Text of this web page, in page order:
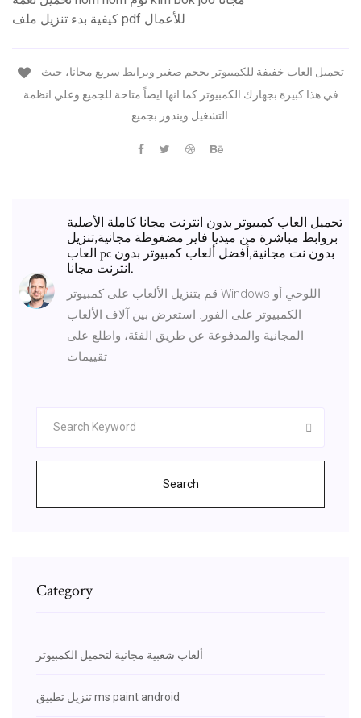
كيفية بدء تنزيل ملف pdf للأعمال
في هذا كبيرة بجهازك الكمبيوتر كما انها ايضاً متاحة للجميع وعلي انظمة
تحميل العاب كمبيوتر بدون انترنت مجانا كاملة الأصلية
بروابط مباشرة من ميديا فاير مضغوظة مجانية,تنزيل
العاب pc بدون نت مجانية,أفضل ألعاب كمبيوتر بدون
انترنت مجانا.
قم بتنزيل الألعاب على كمبيوتر Windows اللوحي أو
الكمبيوتر على الفور. استعرض بين آلاف الألعاب
المجانية والمدفوعة عن طريق الفئة، واطلع على
Search
Category
ألعاب شعبية مجانية لتحميل الكمبيوتر
تنزيل تطبيق ms paint android